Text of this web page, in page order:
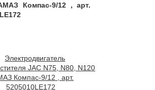
Компас-9/12 , арт.